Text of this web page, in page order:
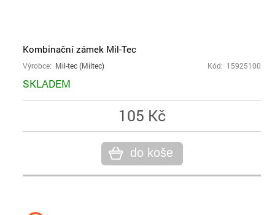
Kombinační zámek Mil-Tec
Výrobce: Mil-tec (Miltec) Kód: 15925100
SKLADEM
105 Kč
do koše